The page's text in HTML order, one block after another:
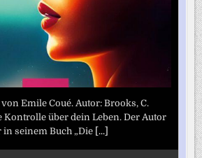
Emile Coué. Autor: Brooks, C.
Kontrolle über dein Leben. Der Autor
in seinem Buch „Die [...]